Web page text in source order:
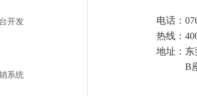
开发
系统
电话：
热线：
地址： 东
B